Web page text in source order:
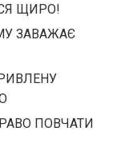
ЩИРО!
ЗАВАЖАЄ
ПОВЧАТИ